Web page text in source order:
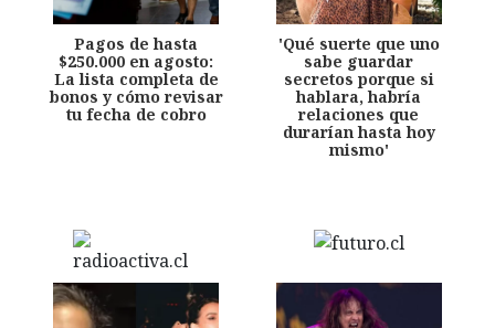
Pagos de hasta
$250.000 en agosto:
La lista completa de
bonos y cómo revisar
tu fecha de cobro
'Qué suerte que uno
sabe guardar
secretos porque si
hablara, habría
relaciones que
durarían hasta hoy
mismo'